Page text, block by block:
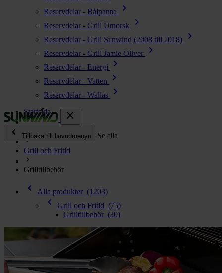
Reservdelar - Bålpanna chevron_right
Reservdelar - Grill Urnorsk chevron_right
Reservdelar - Grill Sunwind (2008 till 2018) chevron_right
Reservdelar - Grill Jamie Oliver chevron_right
Reservdelar - Energi chevron_right
Reservdelar - Vatten chevron_right
Reservdelar - Wallas
chevron_right
close
chevron_left
Tillbaka till huvudmenyn Se alla
Energi chevron_right
Värme chevron_right
Vatten chevron_right
Toalett
Grill & Fritid chevron_right
Reservdelar chevron_right
Startsida
Grill och Fritid
Grilltillbehör
chevron_left Alla produkter (1203)
chevron_left Grill och Fritid (75)
Grilltillbehör (30)